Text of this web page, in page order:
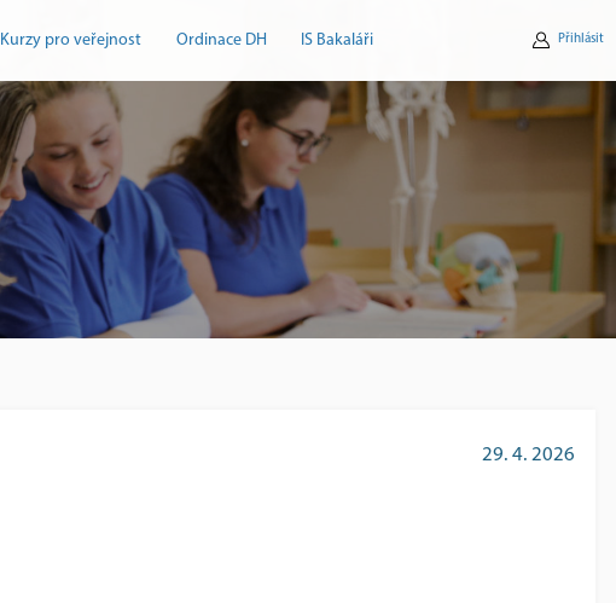
Přihlásit
Kurzy pro veřejnost Ordinace DH IS Bakaláři
29. 4. 2026